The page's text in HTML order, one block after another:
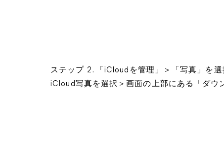
ステップ 2. 「iCloudを管理」＞「写真」を
iCloud写真を選択＞画面の上部にある「ダウ